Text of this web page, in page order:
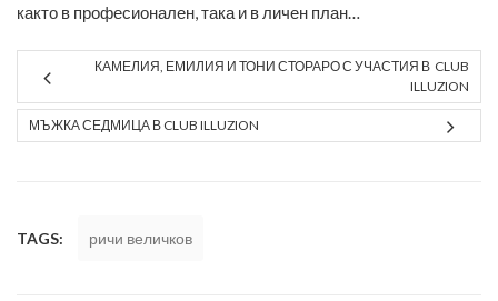
както в професионален, така и в личен план…
КАМЕЛИЯ, ЕМИЛИЯ И ТОНИ СТОРАРО С УЧАСТИЯ В CLUB
ILLUZION
МЪЖКА СЕДМИЦА В CLUB ILLUZION
TAGS: ричи величков